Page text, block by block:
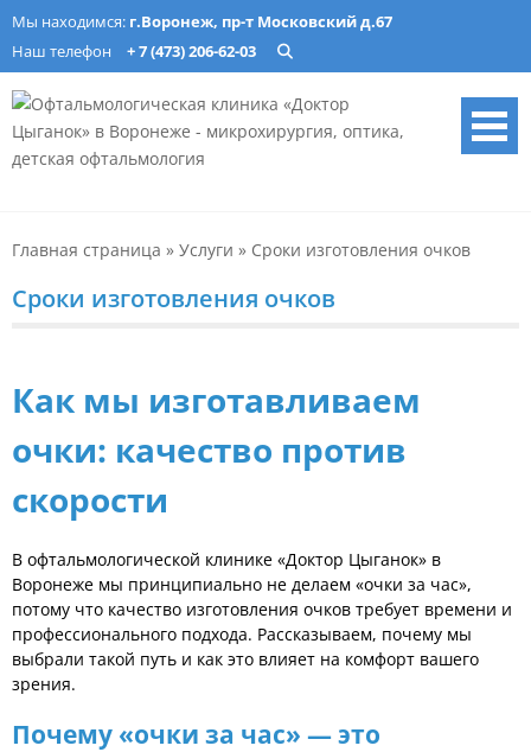
Skip
content
Мы находимся: г.Воронеж, пр-т Московский д.67
Наш телефон
+ 7 (473) 206-62-03
клиника «Доктор Цыганок» в
Воронеже – микрохирургия,
оптика, детская
онлайн.
Главная страница » Услуги » Сроки изготовления очков
Сроки изготовления очков
Как мы изготавливаем
очки: качество против
скорости
В офтальмологической клинике «Доктор Цыганок» в
Воронеже мы принципиально не делаем «очки за час»,
потому что качество изготовления очков требует времени и
профессионального подхода. Рассказываем, почему мы
выбрали такой путь и как это влияет на комфорт вашего
зрения.
Почему «очки за час» — это